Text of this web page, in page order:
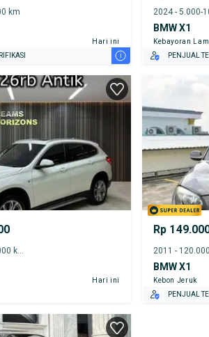
km
Hari ini
i
2024 - 5.000-
BMW X1
Kebayoran
PENJUAL
2020 - 25.000-30.000 km
Hari ini
Rp
BMW X1
Kebon Jeruk
PENJUAL